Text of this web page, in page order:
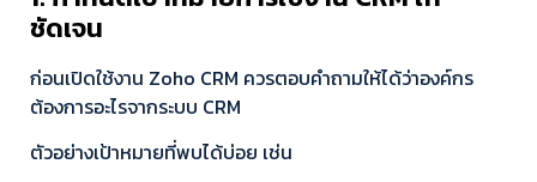
ชัดเจน
ก่อนเปิดใช้งาน Zoho CRM ควรตอบคำถามให้ได้ว่าองค์กร
ต้องการอะไรจากระบบ CRM
ตัวอย่างเป้าหมายที่พบได้บ่อย เช่น